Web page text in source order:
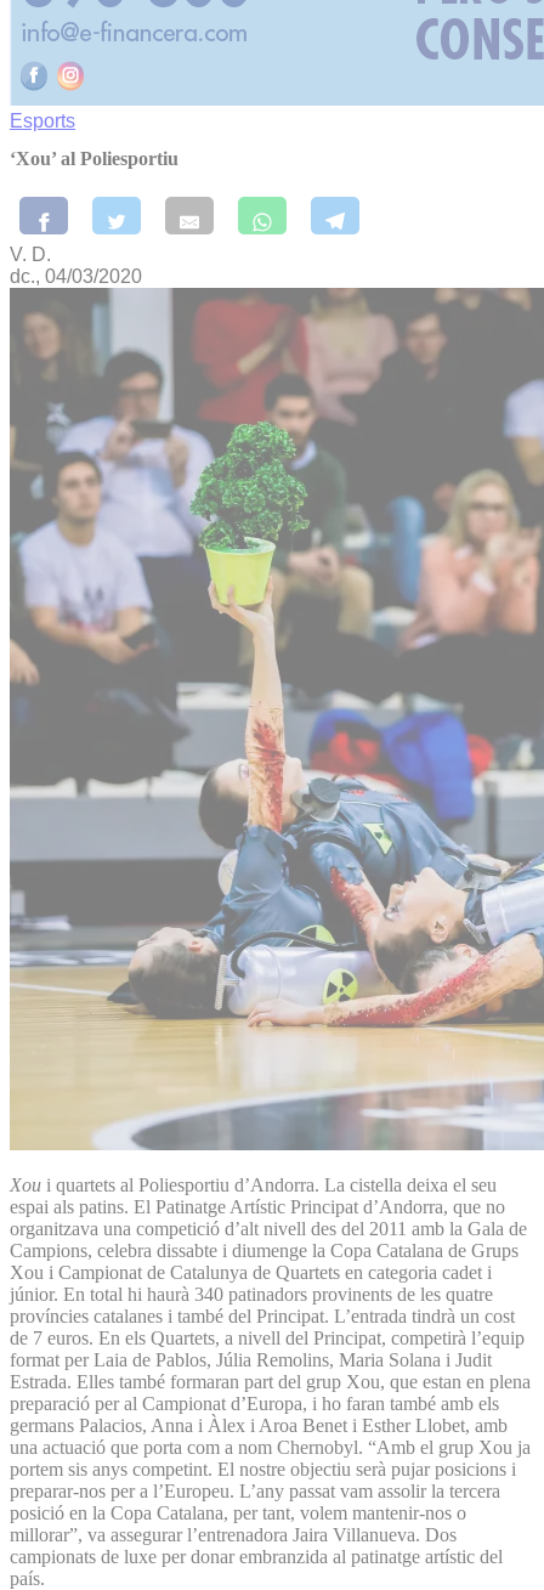
Esports
‘Xou’ al Poliesportiu
V. D.
dc., 04/03/2020
Xou i quartets al Poliesportiu d’Andorra. La cistella deixa el seu
espai als patins. El Patinatge Artístic Principat d’Andorra, que no
organitzava una competició d’alt nivell des del 2011 amb la Gala de
Campions, celebra dissabte i diumenge la Copa Catalana de Grups
Xou i Campionat de Catalunya de Quartets en categoria cadet i
júnior. En total hi haurà 340 patinadors provinents de les quatre
províncies catalanes i també del Principat. L’entrada tindrà un cost
de 7 euros. En els Quartets, a nivell del Principat, competirà l’equip
format per Laia de Pablos, Júlia Remolins, Maria Solana i Judit
Estrada. Elles també formaran part del grup Xou, que estan en plena
preparació per al Campionat d’Europa, i ho faran també amb els
germans Palacios, Anna i Àlex i Aroa Benet i Esther Llobet, amb
una actuació que porta com a nom Chernobyl. “Amb el grup Xou ja
portem sis anys competint. El nostre objectiu serà pujar posicions i
preparar-nos per a l’Europeu. L’any passat vam assolir la tercera
posició en la Copa Catalana, per tant, volem mantenir-nos o
millorar”, va assegurar l’entrenadora Jaira Villanueva. Dos
campionats de luxe per donar embranzida al patinatge artístic del
país.